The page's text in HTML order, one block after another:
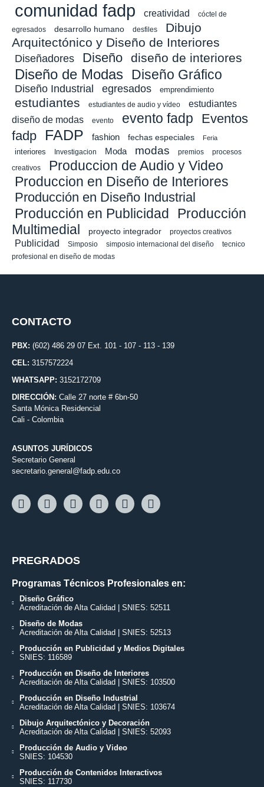
comunidad fadp creatividad
cóctel de
egresados
desarrollo humano desfiles
Dibujo
Arquitectónico y Diseño de Interiores
Diseñadores Diseño diseño de interiores
Diseño de Modas Diseño Gráfico
Diseño Industrial egresados emprendimiento
estudiantes estudiantes de audio y vídeo
estudiantes
diseño de modas
evento evento fadp
Eventos
fadp
FADP fashion fechas especiales Feria
interiores Investigacion Moda modas premios procesos
creativos Produccion de Audio y Video
Produccion en Diseño de Interiores
Producción en Diseño Industrial
Producción en Publicidad
Producción
Multimedial
proyecto integrador proyectos creativos
Publicidad Simposio simposio internacional del diseño
tecnico
profesional en diseño de modas
CONTACTO
PBX: (602) 486 29 07 Ext. 101 - 107 - 113 - 139
CEL: 3157572224
WHATSAPP: 3152172709
DIRECCIÓN: Calle 27 norte # 6bn-50
Santa Mónica Residencial
Cali - Colombia
ASUNTOS JURÍDICOS
Secretario General
secretario.general@fadp.edu.co
PREGRADOS
Programas Técnicos Profesionales en:
Diseño Gráfico
Acreditación de Alta Calidad | SNIES: 52511
Diseño de Modas
Acreditación de Alta Calidad | SNIES: 52513
Producción en Publicidad y Medios Digitales
SNIES: 116589
Producción en Diseño de Interiores
Acreditación de Alta Calidad | SNIES: 103500
Producción en Diseño Industrial
Acreditación de Alta Calidad | SNIES: 103674
Dibujo Arquitectónico y Decoración
Acreditación de Alta Calidad | SNIES: 52093
Producción de Audio y Video
SNIES: 104530
Producción de Contenidos Interactivos
SNIES: 117730